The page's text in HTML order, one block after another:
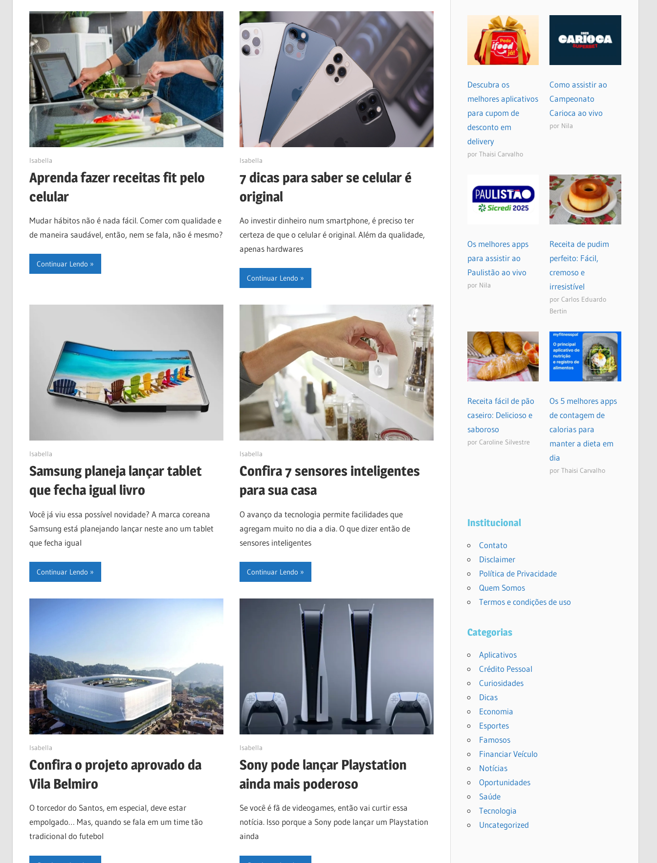
25/04/2023
Isabella
Aprenda fazer receitas fit pelo
celular
Mudar hábitos não é nada fácil. Comer com qualidade e
de maneira saudável, então, nem se fala, não é mesmo?
Continuar Lendo
24/04/2023
Isabella
7 dicas para saber se celular é
original
Ao investir dinheiro num smartphone, é preciso ter
certeza de que o celular é original. Além da qualidade,
apenas hardwares
Continuar Lendo
18/04/2023
Isabella
Samsung planeja lançar tablet
que fecha igual livro
Você já viu essa possível novidade? A marca coreana
Samsung está planejando lançar neste ano um tablet
que fecha igual
Continuar Lendo
16/04/2023
Isabella
Confira 7 sensores inteligentes
para sua casa
O avanço da tecnologia permite facilidades que
agregam muito no dia a dia. O que dizer então de
sensores inteligentes
Continuar Lendo
03/04/2023
Isabella
Confira o projeto aprovado da
Vila Belmiro
O torcedor do Santos, em especial, deve estar
empolgado… Mas, quando se fala em um time tão
tradicional do futebol
22/03/2023
Isabella
Sony pode lançar Playstation
ainda mais poderoso
Se você é fã de videogames, então vai curtir essa
notícia. Isso porque a Sony pode lançar um Playstation
ainda
Descubra os
melhores aplicativos
para cupom de
desconto em
delivery
por Thaisi Carvalho
Como assistir ao
Campeonato
Carioca ao vivo
por Nila
Os melhores apps
para assistir ao
Paulistão ao vivo
por Nila
Receita de pudim
perfeito: Fácil,
cremoso e
irresistível
por Carlos Eduardo
Bertin
Receita fácil de pão
caseiro: Delicioso e
saboroso
por Caroline Silvestre
Os 5 melhores apps
de contagem de
calorias para
manter a dieta em
dia
por Thaisi Carvalho
Institucional
Contato
Disclaimer
Política de Privacidade
Quem Somos
Termos e condições de uso
Categorias
Aplicativos
Crédito Pessoal
Curiosidades
Dicas
Economia
Esportes
Famosos
Financiar Veículo
Notícias
Oportunidades
Saúde
Tecnologia
Uncategorized